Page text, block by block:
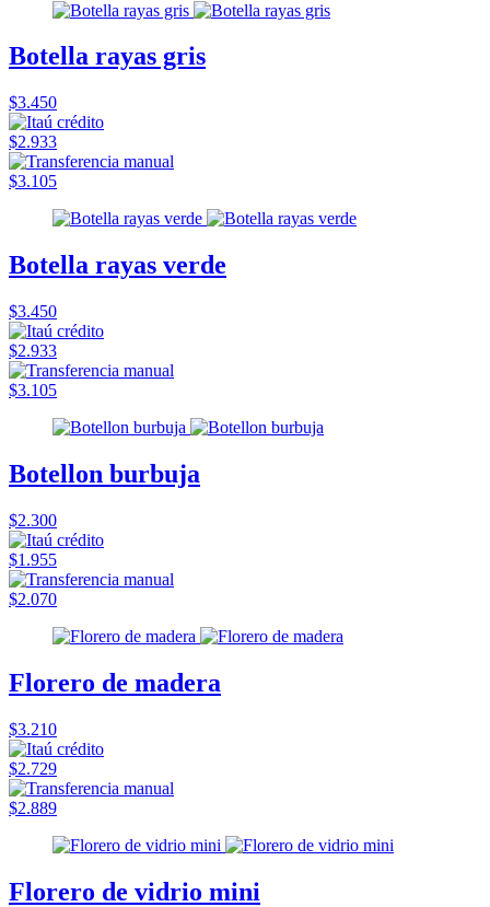
Botella rayas gris
$3.450
$2.933
$3.105
Botella rayas verde
$3.450
$2.933
$3.105
Botellon burbuja
$2.300
$1.955
$2.070
Florero de madera
$3.210
$2.729
$2.889
Florero de vidrio mini